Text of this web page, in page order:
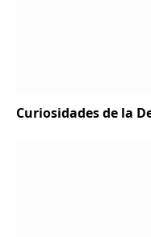
Curiosidades de la